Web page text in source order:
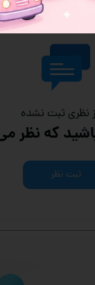
نظری ثبت نشده
که نظر
ثبت نظر